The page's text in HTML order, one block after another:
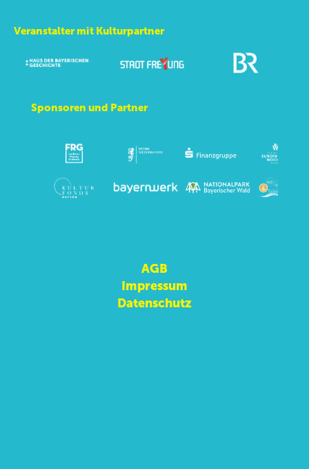
Veranstalter mit Kulturpartner
Sponsoren und Partner
AGB
Impressum
Datenschutz